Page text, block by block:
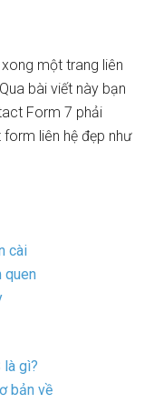
một trang liên
bài viết này bạn
Form 7 phải
liên hệ đẹp như
cài
quen
là gì?
bản về